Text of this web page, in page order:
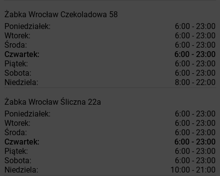
Żabka Wrocław Czekoladowa 58
Poniedziałek:
6:00 - 23:00
Wtorek:
6:00 - 23:00
Środa:
6:00 - 23:00
Czwartek:
6:00 - 23:00
Piątek:
6:00 - 23:00
Sobota:
6:00 - 23:00
Niedziela:
8:00 - 22:00
Żabka Wrocław Śliczna 22a
Poniedziałek:
6:00 - 23:00
Wtorek:
6:00 - 23:00
Środa:
6:00 - 23:00
Czwartek:
6:00 - 23:00
Piątek:
6:00 - 23:00
Sobota:
6:00 - 23:00
Niedziela:
10:00 - 21:00